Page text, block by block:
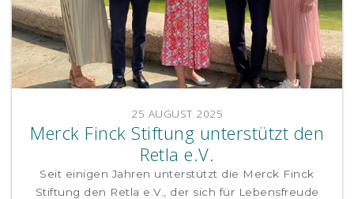
25 AUGUST 2025
Merck Finck Stiftung unterstützt den
Retla e.V.
Seit einigen Jahren unterstützt die Merck Finck
Stiftung den Retla e.V., der sich für Lebensfreude